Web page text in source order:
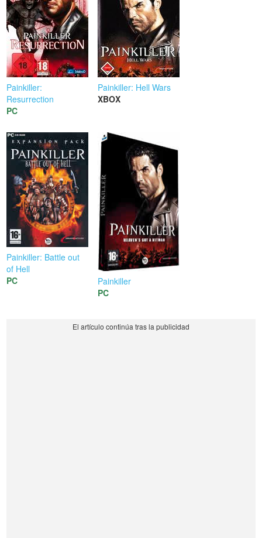
Painkiller:
Resurrection
PC
Painkiller: Hell Wars
XBOX
Painkiller: Battle out
of Hell
PC
Painkiller
PC